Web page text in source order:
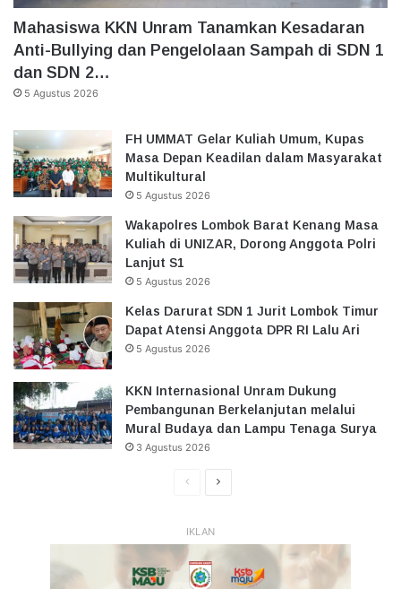
Mahasiswa KKN Unram Tanamkan Kesadaran
Anti-Bullying dan Pengelolaan Sampah di SDN 1
dan SDN 2…
5 Agustus 2026
FH UMMAT Gelar Kuliah Umum, Kupas
Masa Depan Keadilan dalam Masyarakat
Multikultural
5 Agustus 2026
Wakapolres Lombok Barat Kenang Masa
Kuliah di UNIZAR, Dorong Anggota Polri
Lanjut S1
5 Agustus 2026
Kelas Darurat SDN 1 Jurit Lombok Timur
Dapat Atensi Anggota DPR RI Lalu Ari
5 Agustus 2026
KKN Internasional Unram Dukung
Pembangunan Berkelanjutan melalui
Mural Budaya dan Lampu Tenaga Surya
3 Agustus 2026
HalamanHalaman
IKLAN